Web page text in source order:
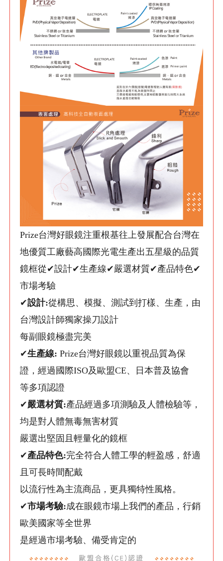
Prize台灣好眼鏡注重根基往上發展配合台灣在
地優質工廠藝高國際光電生產出五星級的品質
鏡框從✔設計✔生產線✔嚴選材質✔產品特色✔
市場考驗
✔設計:從構思、模擬、測試到打樣、生產，由
台灣設計師獨家操刀設計
每副眼鏡極盡完美
✔生產線:Prize台灣好眼鏡以重視品質為保
證，經過國際ISO及歐盟CE、日本普及協會
等多項認證
✔嚴選材質:產品經過多項測驗及人體檢驗等，
均是對人體無毒無害材質
嚴選出堅固且輕量化的鏡框
✔產品特色:完全符合人體工學的輕盈感，舒適
且可長時間配戴
以流行性為主流商品，更具獨特性風格。
✔市場考驗:成在眼鏡市場上我們的產品，行銷
歐美國家等全世界
是經過市場考驗、備受肯定的